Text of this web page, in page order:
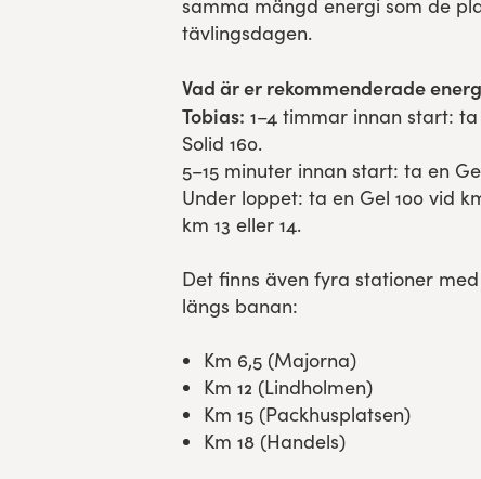
tävlingsdagen.
Vad är er rekommenderade
Tobias: 1–4 timmar innan start:
Solid 160.
5–15 minuter innan start: ta en
Under loppet: ta en Gel 100 vid
km 13 eller 14.
Det finns även fyra stationer
längs banan:
Km 6,5 (Majorna)
Km 12 (Lindholmen)
Km 15 (Packhusplatsen)
Km 18 (Handels)